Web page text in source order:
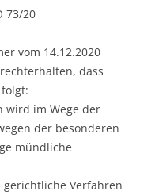
73/20
vom 14.12.2020
dass
wird im Wege der
der besonderen
mündliche
Verfahren